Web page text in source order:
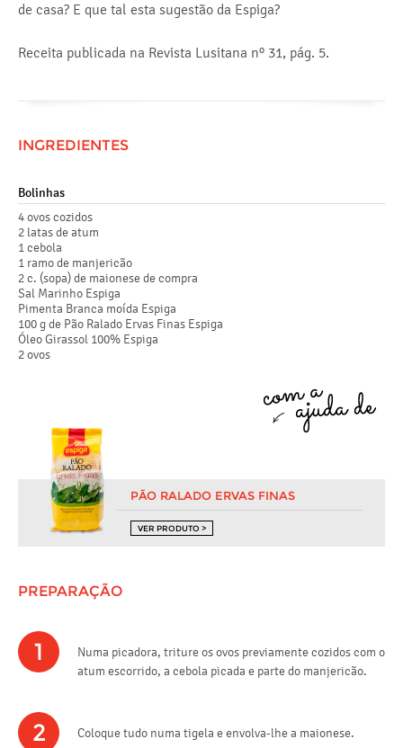
de casa? E que tal esta sugestão da Espiga?
Receita publicada na Revista Lusitana nº 31, pág. 5.
INGREDIENTES
Bolinhas
4 ovos cozidos
2 latas de atum
1 cebola
1 ramo de manjericão
2 c. (sopa) de maionese de compra
Sal Marinho Espiga
Pimenta Branca moída Espiga
100 g de Pão Ralado Ervas Finas Espiga
Óleo Girassol 100% Espiga
2 ovos
PÃO RALADO ERVAS FINAS
VER PRODUTO >
PREPARAÇÃO
1
Numa picadora, triture os ovos previamente cozidos com o
atum escorrido, a cebola picada e parte do manjericão.
2 Coloque tudo numa tigela e envolva-lhe a maionese.